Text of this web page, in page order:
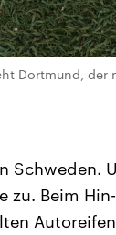
Dortmund,
Schweden.
zu. Beim